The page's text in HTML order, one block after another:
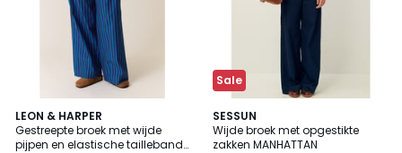
LEON & HARPER
Gestreepte broek met wijde
pijpen en elastische tailleband,
Sale
SESSUN
Wijde broek met opgestikte
zakken MANHATTAN